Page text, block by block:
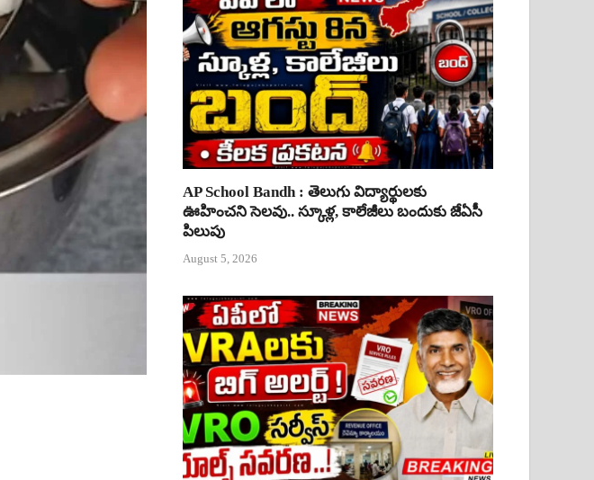
AP School Bandh : తెలుగు విద్యార్థులకు
ఊహించని సెలవు.. స్కూళ్ల, కాలేజీలు బందుకు జేఏసీ
పిలుపు
August 5, 2026